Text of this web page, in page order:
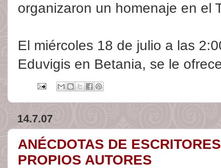
organizaron un homenaje en el
El miércoles 18 de julio a las
Eduvigis en Betania, se le
14.7.07
ANÉCDOTAS DE
PROPIOS AUTORES